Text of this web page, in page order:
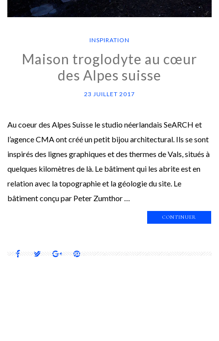
INSPIRATION
Maison troglodyte au cœur
des Alpes suisse
23 JUILLET 2017
Au coeur des Alpes Suisse le studio néerlandais SeARCH et
l’agence CMA ont créé un petit bijou architectural. Ils se sont
inspirés des lignes graphiques et des thermes de Vals, situés à
quelques kilomètres de là. Le bâtiment qui les abrite est en
relation avec la topographie et la géologie du site. Le
bâtiment conçu par Peter Zumthor …
CONTINUER